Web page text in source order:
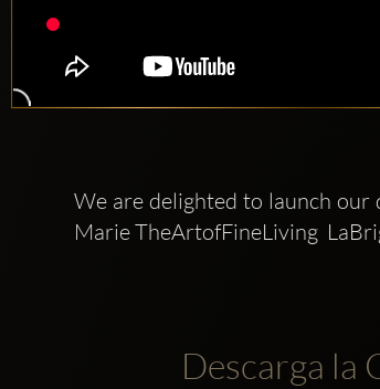
We are delighted to launch our
Marie TheArtofFineLiving
Descarga la